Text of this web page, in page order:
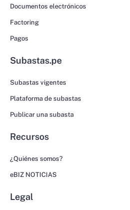
Documentos electrónicos
Factoring
Pagos
Subastas.pe
Subastas vigentes
Plataforma de subastas
Publicar una subasta
Recursos
¿Quiénes somos?
eBIZ NOTICIAS
Legal